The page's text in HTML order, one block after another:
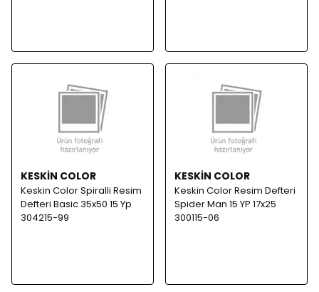
KESKİN COLOR
Keskin Color Spiralli Resim
Defteri Basic 35x50 15 Yp
304215-99
KESKİN COLOR
Keskin Color Resim Defteri
Spider Man 15 YP 17x25
300115-06